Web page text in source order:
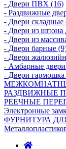
- Двери ПВХ (16)
- Раздвижные
- Двери складные
- Двери из шпона
- Двери из
- Двери барные
- Двери
- Амбарные
- Двери гармошка
РАЗДВИЖНЫЕ
РЕЕЧНЫЕ
Электронные
ФУРНИТУРА